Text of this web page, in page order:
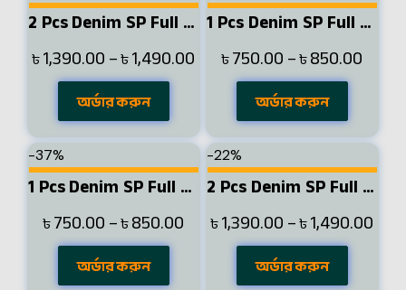
2 Pcs Denim SP Full Sleeve Shirt- Navy+Sky
৳1,390.00–৳1,490.00
অর্ডার করুন
1 Pcs Denim SP Full Sleeve Shirt- Navy
৳750.00–৳850.00
অর্ডার করুন
-37%
1 Pcs Denim SP Full Sleeve Shirt-Light Sky
৳750.00–৳850.00
অর্ডার করুন
-22%
2 Pcs Denim SP Full Sleeve Shirt- Black+Navy
৳1,390.00–৳1,490.00
অর্ডার করুন